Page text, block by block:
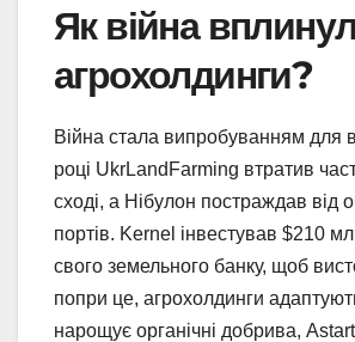
Як війна
агрохолдинги?
Війна стала випробуванням для
році UkrLandFarming втратив
сході, а Нібулон постраждав від
портів. Kernel інвестував $210
свого земельного банку, щоб
попри це, агрохолдинги
нарощує органічні добрива,